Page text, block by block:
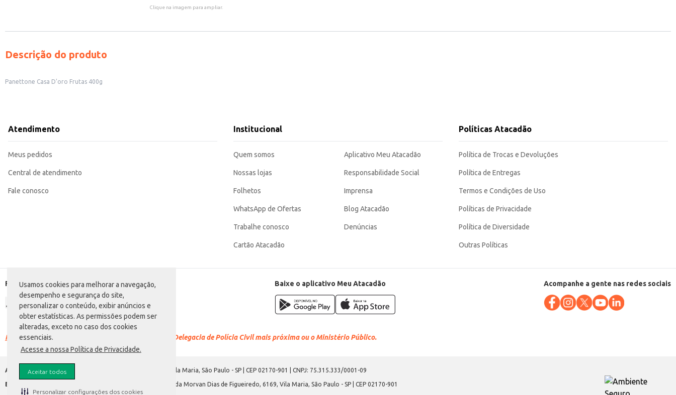
Usamos cookies para melhorar a navegação,
desempenho e segurança do site,
personalizar o conteúdo, exibir anúncios e
obter estatísticas. As permissões podem ser
alteradas, exceto no caso dos cookies
essenciais.
Acesse a nossa Política de Privacidade.
Aceitar todos
Personalizar configurações dos cookies
Clique na imagem para ampliar.
Descrição do produto
Panettone Casa D'oro Frutas 400g
Atendimento
Meus pedidos
Central de atendimento
Fale conosco
Institucional
Quem somos
Nossas lojas
Folhetos
WhatsApp de Ofertas
Trabalhe conosco
Cartão Atacadão
Aplicativo Meu Atacadão
Responsabilidade Social
Imprensa
Blog Atacadão
Denúncias
Políticas Atacadão
Política de Trocas e Devoluções
Política de Entregas
Termos e Condições de Uso
Políticas de Privacidade
Política de Diversidade
Outras Políticas
Formas de pagamento Baixe o aplicativo Meu Atacadão Acompanhe a gente nas redes sociais
Racismo é crime. Denuncie. Disque 100 ou procure a Delegacia de Polícia Civil mais próxima ou o Ministério Público.
Atacadão S.A. Avenida Morvan Dias de Figueiredo, 6169, Vila Maria, São Paulo - SP | CEP 02170-901 | CNPJ: 75.315.333/0001-09
Envio de documentos administrativos e jurídicos: Avenida Morvan Dias de Figueiredo, 6169, Vila Maria, São Paulo - SP | CEP 02170-901